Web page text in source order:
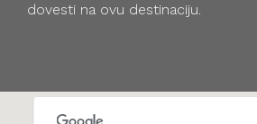
dovesti na ovu destinaciju.